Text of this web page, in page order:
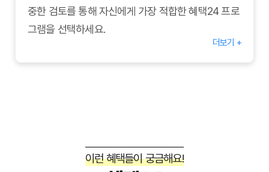
중한 검토를 통해 자신에게 가장 적합한 혜택24 프로
그램을 선택하세요.
더보기 +
이런 혜택들이 궁금해요!